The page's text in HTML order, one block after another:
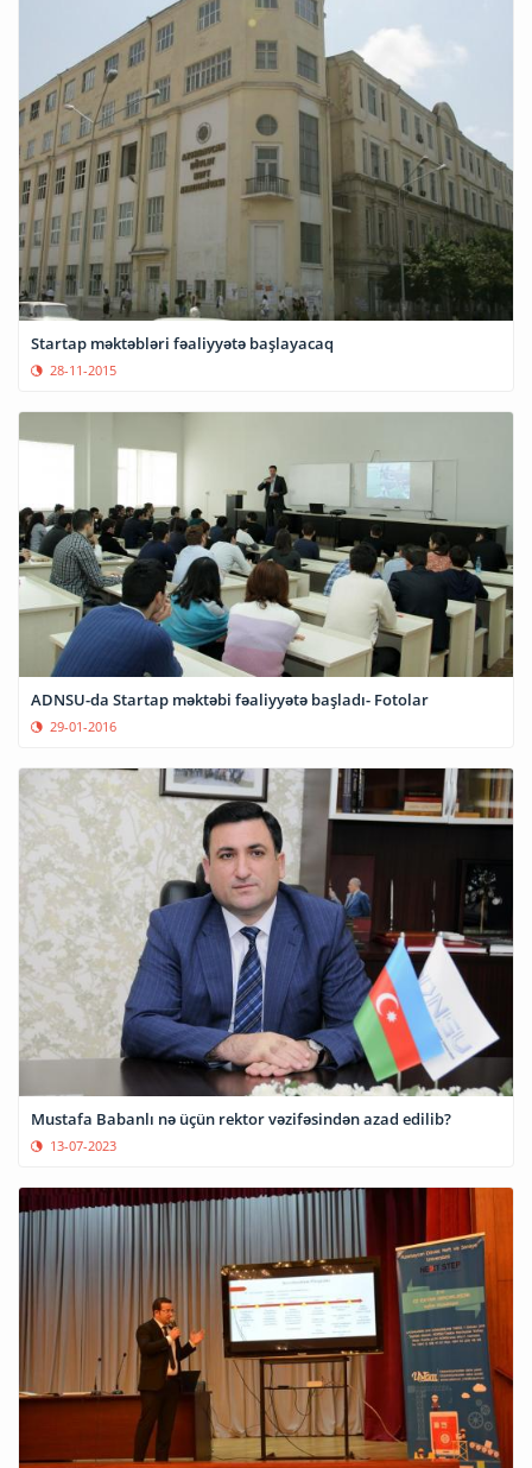
Startap məktəbləri fəaliyyətə başlayacaq
28-11-2015
ADNSU-da Startap məktəbi fəaliyyətə başladı- Fotolar
29-01-2016
Mustafa Babanlı nə üçün rektor vəzifəsindən azad edilib?
13-07-2023